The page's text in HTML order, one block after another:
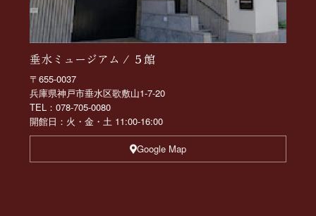
垂水ミュージアム / ５館
〒655-0037
兵庫県神戸市垂水区歌敷山1-7-20
TEL：078-705-0080
開館日：火・金・土 11:00-16:00
Google Map